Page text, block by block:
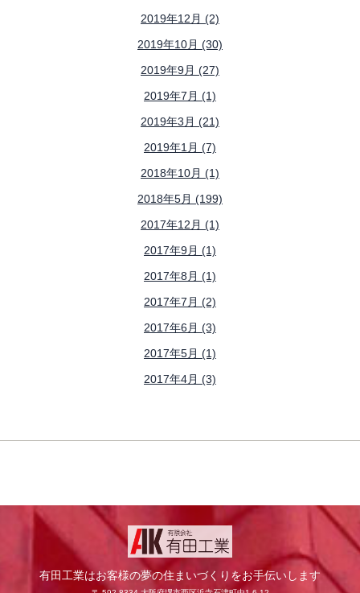
2019年12月 (2)
2019年10月 (30)
2019年9月 (27)
2019年7月 (1)
2019年3月 (21)
2019年1月 (7)
2018年10月 (1)
2018年5月 (199)
2017年12月 (1)
2017年9月 (1)
2017年8月 (1)
2017年7月 (2)
2017年6月 (3)
2017年5月 (1)
2017年4月 (3)
有田工業はお客様の夢の住まいづくりをお手伝いします